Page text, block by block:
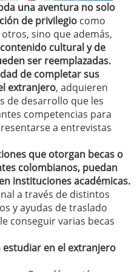
una aventura no solo
de privilegio como
sino que además,
cultural y de
ser reemplazadas.
de completar sus
extranjero, adquieren
de desarrollo que les
competencias para
a entrevistas
que otorgan becas o
colombianos, puedan
instituciones académicas.
a través de distintos
y ayudas de traslado
conseguir varias becas
en el extranjero